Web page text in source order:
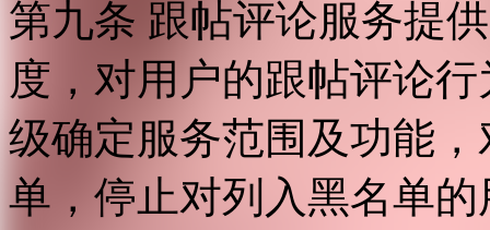
第九条 跟帖评论服务提
度，对用户的跟帖评论
级确定服务范围及功能
单，停止对列入黑名单